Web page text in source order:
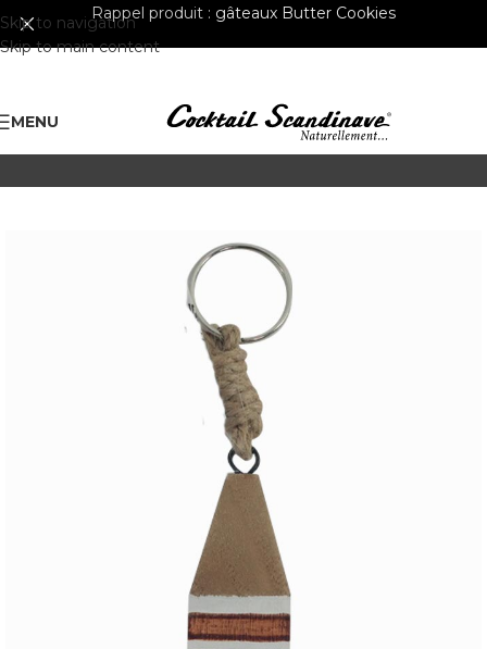
Skip to navigation
Skip to main content
Rappel produit : gâteaux Butter Cookies
MENU